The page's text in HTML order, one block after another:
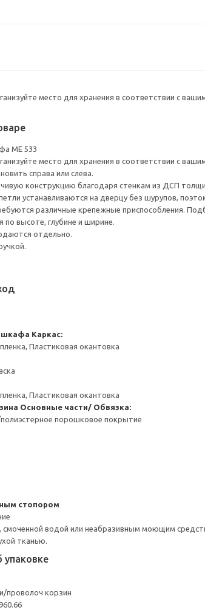
место для хранения в соответствии с
ME 533
место для хранения в соответствии с
справа или слева.
конструкцию благодаря стенкам из ДСП
устанавливаются на дверцу без шурупов,
различные крепежные приспособления.
по высоте, глубине и ширине.
отдельно.
шкафа Каркас:
Пластиковая окантовка
Пластиковая окантовка
Основные части/ Обвязка:
порошковое покрытие
стопором
водой или неабразивным моющим
тканью.
проволоч корзин